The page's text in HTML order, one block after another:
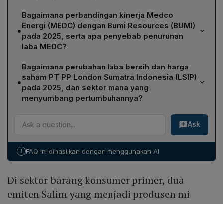
Laba bersih INDF naik 24% YoY menjadi Rp10,68 triliun
pada 2025. Pertumbuhan dipicu oleh kenaikan
pendapatan sebesar 7% YoY menjadi Rp123,49 triliun
serta dukungan model bisnis vertikal terintegrasi yang
•
Bagaimana perbandingan kinerja Medco
Energi (MEDC) dengan Bumi Resources (BUMI)
pada 2025, serta apa penyebab penurunan
laba MEDC?
BUMI mencatat laba bersih naik 21% menjadi US$81,01
juta, sementara MEDC justru turun 63,16% menjadi
US$101 juta. Penurunan MEDC disebabkan oleh
kontribusi lebih rendah dari AMMN, penurunan nilai aset
•
Bagaimana perubahan laba bersih dan harga
saham PT PP London Sumatra Indonesia (LSIP)
pada 2025, dan sektor mana yang
menyumbang pertumbuhannya?
Laba bersih LSIP melonjak 27,89% YoY menjadi Rp1,88
triliun. Harga saham naik dari Rp995 pada 2 Januari
2025 menjadi Rp1.195 pada 30 Desember 2025,
perkebunan kelapa sawit, terutama kenaikan harga jual
Ask
! FAQ ini dihasilkan dengan menggunakan AI
Di sektor barang konsumer primer, dua
emiten Salim yang menjadi produsen mi